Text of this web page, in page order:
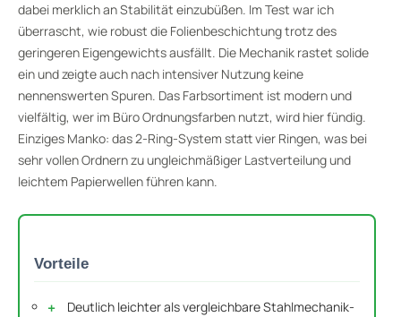
dabei merklich an Stabilität einzubüßen. Im Test war ich
überrascht, wie robust die Folienbeschichtung trotz des
geringeren Eigengewichts ausfällt. Die Mechanik rastet solide
ein und zeigte auch nach intensiver Nutzung keine
nennenswerten Spuren. Das Farbsortiment ist modern und
vielfältig, wer im Büro Ordnungsfarben nutzt, wird hier fündig.
Einziges Manko: das 2-Ring-System statt vier Ringen, was bei
sehr vollen Ordnern zu ungleichmäßiger Lastverteilung und
leichtem Papierwellen führen kann.
Vorteile
Deutlich leichter als vergleichbare Stahlmechanik-